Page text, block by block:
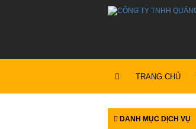
TRANG CHỦ
DANH MỤC DỊCH VỤ